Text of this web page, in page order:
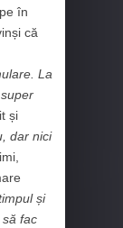
în
că
La
și
dar nici
și
fac